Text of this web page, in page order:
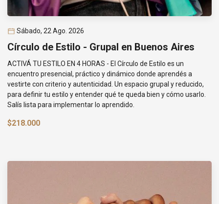
Sábado, 22 Ago. 2026
Círculo de Estilo - Grupal en Buenos Aires
ACTIVÁ TU ESTILO EN 4 HORAS - El Círculo de Estilo es un
encuentro presencial, práctico y dinámico donde aprendés a
vestirte con criterio y autenticidad. Un espacio grupal y reducido,
para definir tu estilo y entender qué te queda bien y cómo usarlo.
Salís lista para implementar lo aprendido.
$218.000